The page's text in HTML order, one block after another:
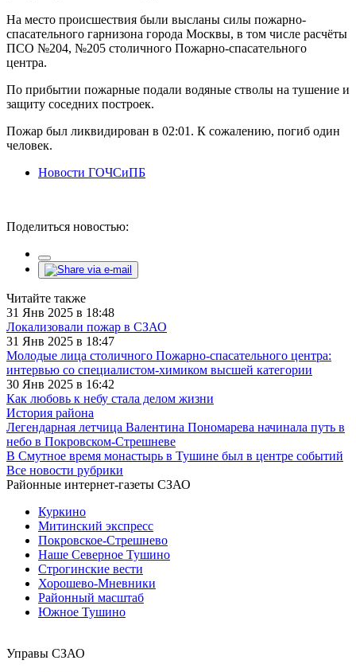
На место происшествия были высланы силы пожарно-
спасательного гарнизона города Москвы, в том числе расчёты
ПСО №204, №205 столичного Пожарно-спасательного
центра.
По прибытии пожарные подали водяные стволы на тушение и
защиту соседних построек.
Пожар был ликвидирован в 02:01. К сожалению, погиб один
человек.
Новости ГОЧСиПБ
Поделиться новостью:
Читайте также
31 Янв 2025 в 18:48
Локализовали пожар в СЗАО
31 Янв 2025 в 18:47
Молодые лица столичного Пожарно-спасательного центра:
интервью со специалистом-химиком высшей категории
30 Янв 2025 в 16:42
Как любовь к небу стала делом жизни
История района
Легендарная летчица Валентина Пономарева начинала путь в
небо в Покровском-Стрешневе
В Смутное время монастырь в Тушине был в центре событий
Все новости рубрики
Районные интернет-газеты СЗАО
Куркино
Митинский экспресс
Покровское-Стрешнево
Наше Северное Тушино
Строгинские вести
Хорошево-Мневники
Районный масштаб
Южное Тушино
Управы СЗАО